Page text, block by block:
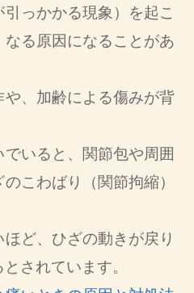
っかかる現象）を起こ
なる原因になることがあ
や、加齢による傷みが背
いると、関節包や周囲
こわばり（関節拘縮）
ど、ひざの動きが戻り
されています。